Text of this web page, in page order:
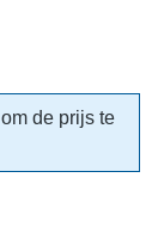
de prijs te